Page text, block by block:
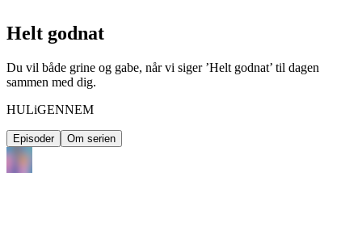
Helt godnat
Du vil både grine og gabe, når vi siger ’Helt godnat’ til dagen
sammen med dig.
HULiGENNEM
Episoder Om serien